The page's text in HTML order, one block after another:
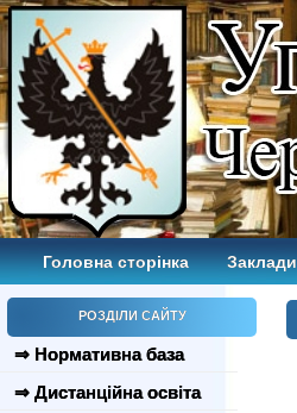
Головна сторінка Заклади
РОЗДІЛИ САЙТУ
⇒ Нормативна база
⇒ Дистанційна освіта